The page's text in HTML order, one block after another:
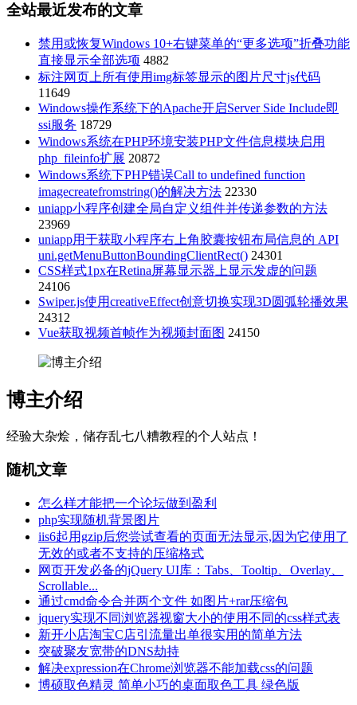
全站最近发布的文章
禁用或恢复Windows 10+右键菜单的“更多选项”折叠功能
直接显示全部选项 4882
标注网页上所有使用img标签显示的图片尺寸js代码
11649
Windows操作系统下的Apache开启Server Side Include即
ssi服务 18729
Windows系统在PHP环境安装PHP文件信息模块启用
php_fileinfo扩展 20872
Windows系统下PHP错误Call to undefined function
imagecreatefromstring()的解决方法 22330
uniapp小程序创建全局自定义组件并传递参数的方法
23969
uniapp用于获取小程序右上角胶囊按钮布局信息的 API
uni.getMenuButtonBoundingClientRect() 24301
CSS样式1px在Retina屏幕显示器上显示发虚的问题
24106
Swiper.js使用creativeEffect创意切换实现3D圆弧轮播效果
24312
Vue获取视频首帧作为视频封面图 24150
博主介绍
经验大杂烩，储存乱七八糟教程的个人站点！
随机文章
怎么样才能把一个论坛做到盈利
php实现随机背景图片
iis6起用gzip后您尝试查看的页面无法显示,因为它使用了
无效的或者不支持的压缩格式
网页开发必备的jQuery UI库：Tabs、Tooltip、Overlay、
Scrollable...
通过cmd命令合并两个文件 如图片+rar压缩包
jquery实现不同浏览器视窗大小的使用不同的css样式表
新开小店淘宝C店引流量出单很实用的简单方法
突破聚友宽带的DNS劫持
解决expression在Chrome浏览器不能加载css的问题
博硕取色精灵 简单小巧的桌面取色工具 绿色版